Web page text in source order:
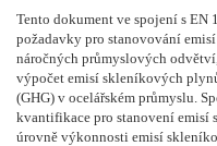
Tento dokument ve spojení s EN
požadavky pro stanovování
náročných průmyslových
výpočet emisí skleníkových
(GHG) v ocelářském průmyslu.
kvantifikace pro stanovení emisí
úrovně výkonnosti emisí